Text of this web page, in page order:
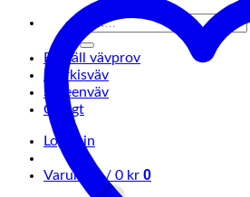
efter:
Beställ vävprov
Markisväv
Screenväv
Övrigt
Logga in
Varukorg / 0 kr 0